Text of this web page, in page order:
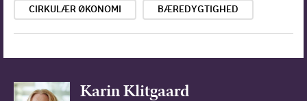
CIRKULÆR ØKONOMI BÆREDYGTIGHED
Karin Klitgaard